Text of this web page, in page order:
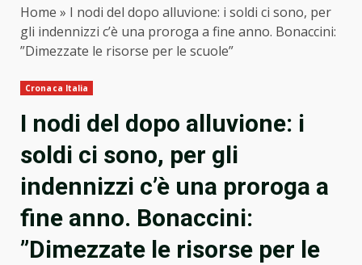
Home » I nodi del dopo alluvione: i soldi ci sono, per
gli indennizzi c’è una proroga a fine anno. Bonaccini:
”Dimezzate le risorse per le scuole”
Cronaca Italia
I nodi del dopo alluvione: i
soldi ci sono, per gli
indennizzi c’è una proroga a
fine anno. Bonaccini:
”Dimezzate le risorse per le